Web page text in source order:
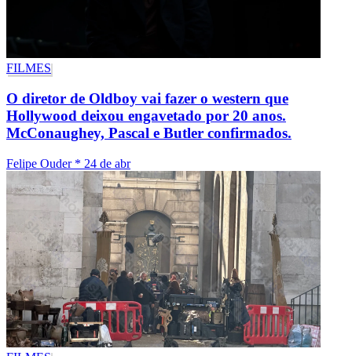
FILMES
O diretor de Oldboy vai fazer o western que
Hollywood deixou engavetado por 20 anos.
McConaughey, Pascal e Butler confirmados.
Felipe Ouder * 24 de abr